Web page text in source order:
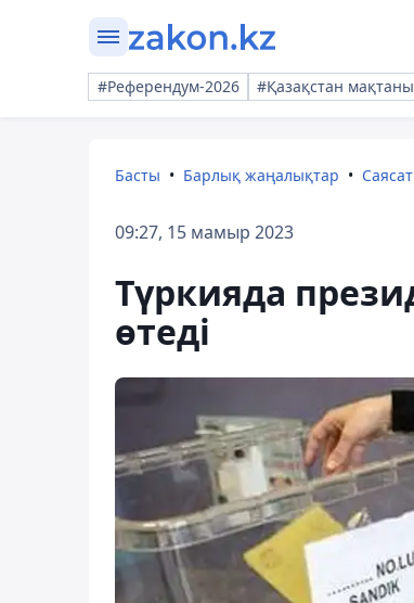
#Референдум-2026 #Қазақстан
Басты Барлық жаңалықтар
09:27, 15 мамыр 2023
Түркияда
өтеді